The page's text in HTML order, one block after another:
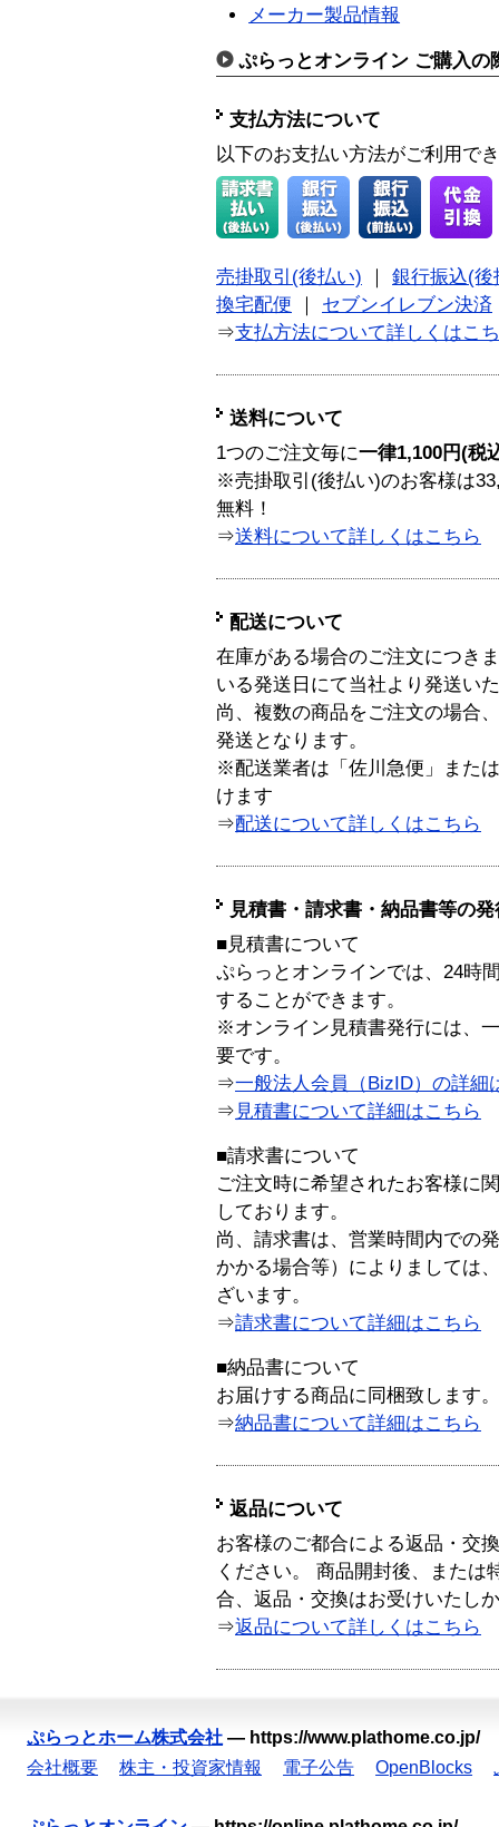
メーカー製品情報
ぷらっとオンライン ご購入の
支払方法について
以下のお支払い方法がご利用で
売掛取引(後払い)
銀行振込(後
換宅配便
セブンイレブン決済
⇒支払方法について詳しくはこ
送料について
1つのご注文毎に一律1,100円(税
※売掛取引(後払い)のお客様は
無料！
⇒送料について詳しくはこちら
配送について
在庫がある場合のご注文につき
いる発送日にて当社より発送い
尚、複数の商品をご注文の場合
発送となります。
※配送業者は「佐川急便」また
けます
⇒配送について詳しくはこちら
見積書・請求書・納品書等の
■見積書について
ぷらっとオンラインでは、24時
することができます。
※オンライン見積書発行には、
要です。
⇒一般法人会員（BizID）の詳細
⇒ 見積書について詳細はこちら
■請求書について
ご注文時に希望されたお客様に
しております。
尚、請求書は、営業時間内での
かかる場合等）によりましては
ざいます。
⇒請求書について詳細はこちら
■納品書について
お届けする商品に同梱致します。
⇒納品書について詳細はこちら
返品について
お客様のご都合による返品・交
ください。 商品開封後、または
合、返品・交換はお受けいたし
⇒返品について詳しくはこちら
ぷらっとホーム株式会社 — https://www.plathome.co.jp/
会社概要
株主・投資家情報 電子公告 OpenBlocks